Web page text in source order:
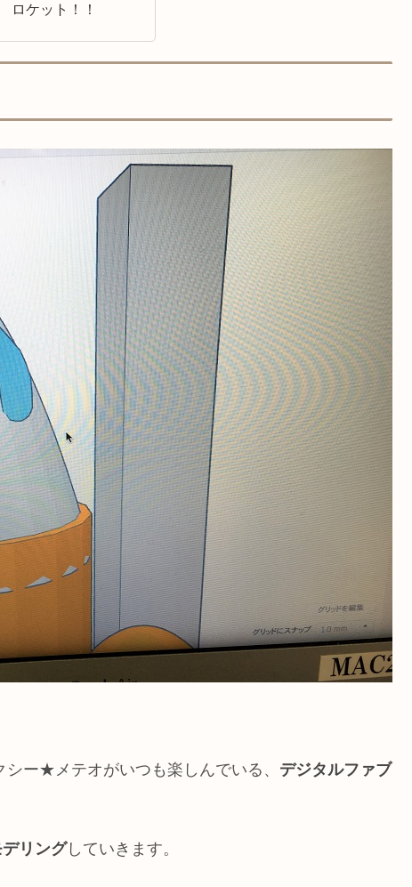
ロケット！！
ー★メテオがいつも楽しんでいる、 デジタルファブ
デリングしていきます。